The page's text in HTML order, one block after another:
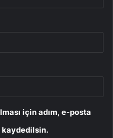
için adım, e-posta
kaydedilsin.